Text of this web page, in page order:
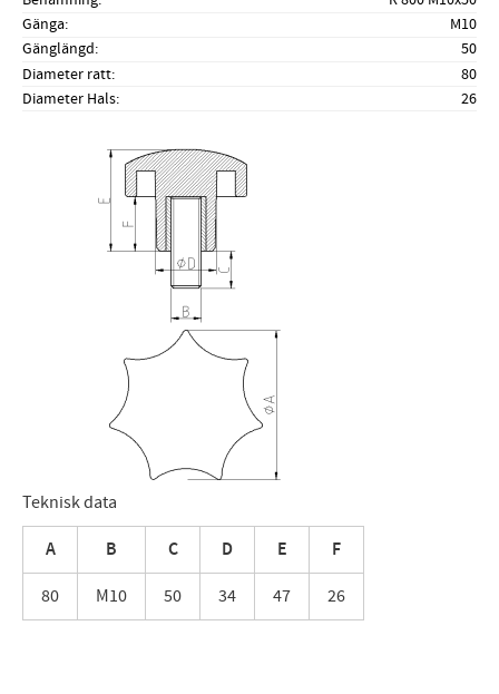
Gänga
M10
Gänglängd
50
Diameter ratt
80
Diameter Hals
26
Teknisk data
A B C D E F
80 M10 50 34 47 26